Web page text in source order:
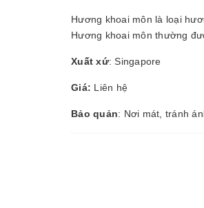
Hương khoai môn là loại
Hương khoai môn thường
Xuất xứ: Singapore
Giá: Liên hệ
Bảo quản: Nơi mát, tránh